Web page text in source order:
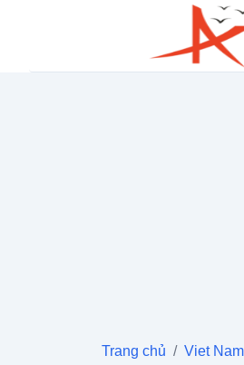
Trang chủ / Viet Nam